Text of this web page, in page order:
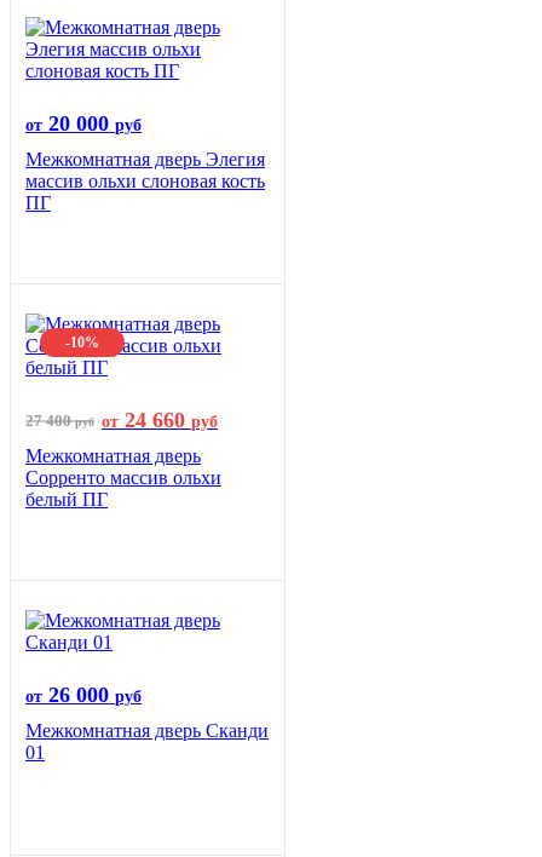
от 20 000 руб
Межкомнатная дверь Элегия
массив ольхи слоновая кость
ПГ
-10%
27 400руб от 24 660 руб
Межкомнатная дверь
Сорренто массив ольхи
белый ПГ
от 26 000 руб
Межкомнатная дверь Сканди
01